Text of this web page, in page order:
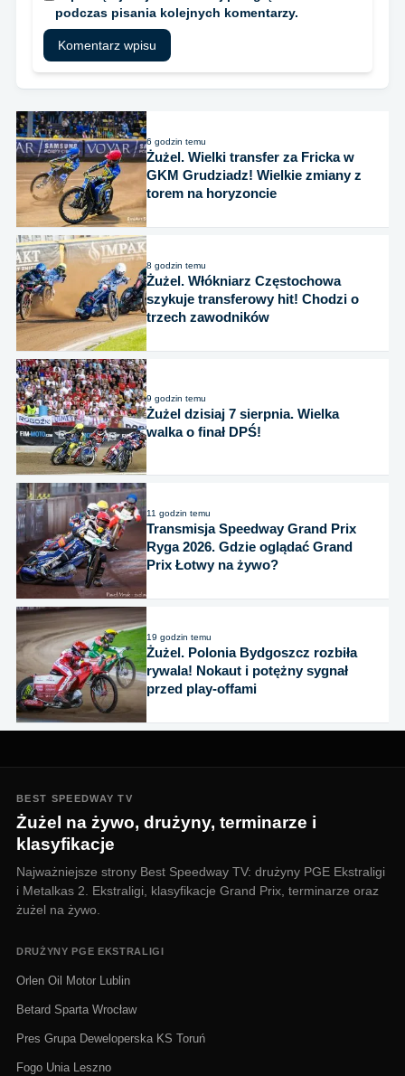
podczas pisania kolejnych komentarzy.
6 godzin temu
Żużel. Wielki transfer za Fricka w
GKM Grudziadz! Wielkie zmiany z
torem na horyzoncie
8 godzin temu
Żużel. Włókniarz Częstochowa
szykuje transferowy hit! Chodzi o
trzech zawodników
9 godzin temu
Żużel dzisiaj 7 sierpnia. Wielka
walka o finał DPŚ!
11 godzin temu
Transmisja Speedway Grand Prix
Ryga 2026. Gdzie oglądać Grand
Prix Łotwy na żywo?
19 godzin temu
Żużel. Polonia Bydgoszcz rozbiła
rywala! Nokaut i potężny sygnał
przed play-offami
BEST SPEEDWAY TV
Żużel na żywo, drużyny, terminarze i
klasyfikacje
Najważniejsze strony Best Speedway TV: drużyny PGE Ekstraligi
i Metalkas 2. Ekstraligi, klasyfikacje Grand Prix, terminarze oraz
żużel na żywo.
DRUŻYNY PGE EKSTRALIGI
Orlen Oil Motor Lublin
Betard Sparta Wrocław
Pres Grupa Deweloperska KS Toruń
Fogo Unia Leszno